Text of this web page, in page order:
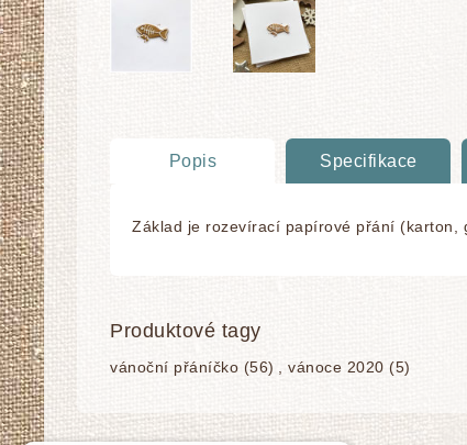
Popis Specifikace
Základ je rozevírací papírové přání (karton,
Produktové tagy
vánoční přáníčko (56) vánoce 2020 (5)